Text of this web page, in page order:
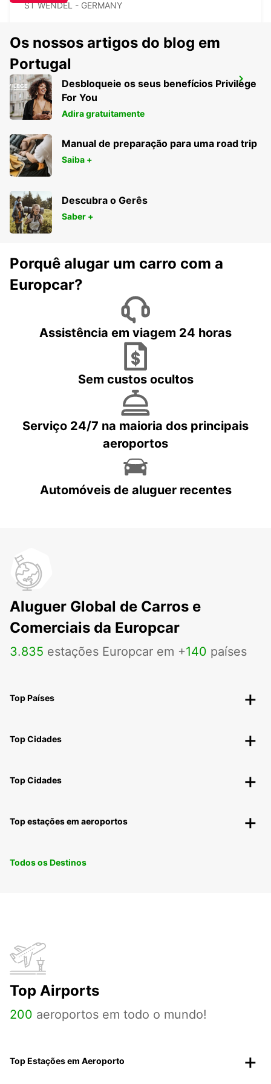
ST WENDEL - GERMANY
SAARBRÜCKEN CIDADE
SAARBRUECKEN - GERMANY
Os nossos artigos do blog em
Portugal
Desbloqueie os seus benefícios Privilege
For You
Adira gratuitamente
Manual de preparação para uma road trip
Saiba +
Descubra o Gerês
Saber +
Porquê alugar um carro com a
Europcar?
Assistência em viagem 24 horas
Sem custos ocultos
Serviço 24/7 na maioria dos principais
aeroportos
Automóveis de aluguer recentes
Aluguer Global de Carros e
Comerciais da Europcar
3.835 estações Europcar em +140 países
Top Países
Top Cidades
Top Cidades
Top estações em aeroportos
Todos os Destinos
Top Airports
200 aeroportos em todo o mundo!
Top Estações em Aeroporto